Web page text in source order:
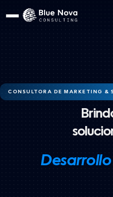
CONSULTORA DE MARKETING &